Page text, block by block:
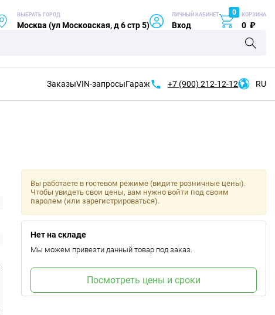
ВЫБРАТЬ ГОРОД
Москва (ул Московская, д 6 стр 5)
ЛИЧНЫЙ КАБИНЕТ
Вход
0 КОРЗИНА
0 ₽
ЗаказыVIN-запросыГараж +7 (900) 212-12-12 RU
Вы работаете в гостевом режиме (видите розничные цены).
Чтобы увидеть свои цены, вам нужно войти под своим
паролем (или зарегистрироваться).
Нет на складе
Мы можем привезти данный товар под заказ.
Посмотреть цены и сроки